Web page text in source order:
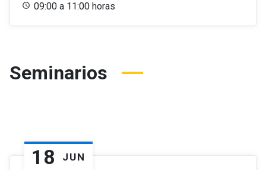
09:00 a 11:00 horas
Seminarios
18 JUN